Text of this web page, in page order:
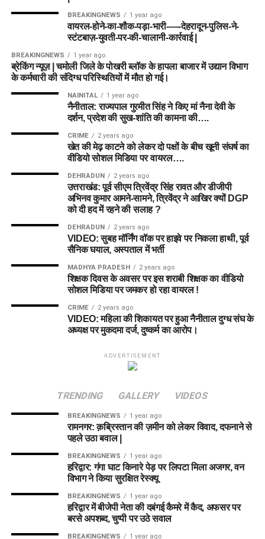
BREAKINGNEWS 1 year ago
वायरल-होने-का-शौक-पड़ा-भारी-—-देहरादून-पुलिस-ने-
स्टंटबाज़-युवती-पर-की-चालानी-कार्रवाई |
BREAKINGNEWS 1 year ago
ब्रेकिंग न्यूज़ | चमोली जिले के पोखरी ब्लॉक के हापला बाजार में उद्यान विभाग
के कर्मचारी की संदिग्ध परिस्थितियों में मौत हो गई।
NAINITAL 1 year ago
नैनीताल: राज्यपाल गुरमीत सिंह ने किए मां नैना देवी के
दर्शन, प्रदेश की सुख-शांति की कामना की….
CRIME 2 years ago
खेत की मेढ़ काटने को लेकर दो पक्षों के बीच खूनी संघर्ष का
वीडियो सोशल मिडिया पर वायरल….
DEHRADUN 2 years ago
उत्तराखंड: पूर्व सीएम त्रिवेंद्र सिंह रावत और डीजीपी
अभिनव कुमार आमने-सामने, त्रिवेंद्र ने आखिर क्यों DGP
को दी हद में रहने की सलाह ?
DEHRADUN 2 years ago
VIDEO: सुबह मॉर्निंग वॉक पर हाइवे पर निकला हाथी, पूर्व
सैनिक घयाल, अस्पताल में भर्ती
MADHYA PRADESH 2 years ago
शिक्षक दिवस के अवसर पर इस शराबी शिक्षक का वीडियो
सोशल मिडिया पर जमकर हो रहा वायरल !
CRIME 2 years ago
VIDEO: महिला की शिकायत पर हुआ नैनीताल दुग्ध संघ के
अध्यक्ष पर मुकदमा दर्ज, दुष्कर्म का आरोप।
ADVERTISEMENT
TRENDING GALLERY VIDEOS
BREAKINGNEWS 1 year ago
रामनगर: क़ब्रिस्तान की ज़मीन को लेकर विवाद, दफनाने से
पहले उठा बवाल |
BREAKINGNEWS 1 year ago
हरिद्वार: गंगा घाट किनारे पेड़ पर लिपटा मिला अजगर, वन
विभाग ने किया सुरक्षित रेस्क्यू
BREAKINGNEWS 1 year ago
हरिद्वार में बीजेपी नेता की दबंगई कैमरे में कैद, अफसर पर
बरसे अपशब्द, चुप्पी पर उठे सवाल
BREAKINGNEWS 1 year ago